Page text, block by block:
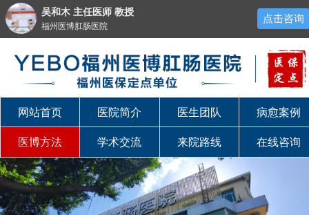
吴和木 主任医师 教授
福州医博肛肠医院
点击咨询